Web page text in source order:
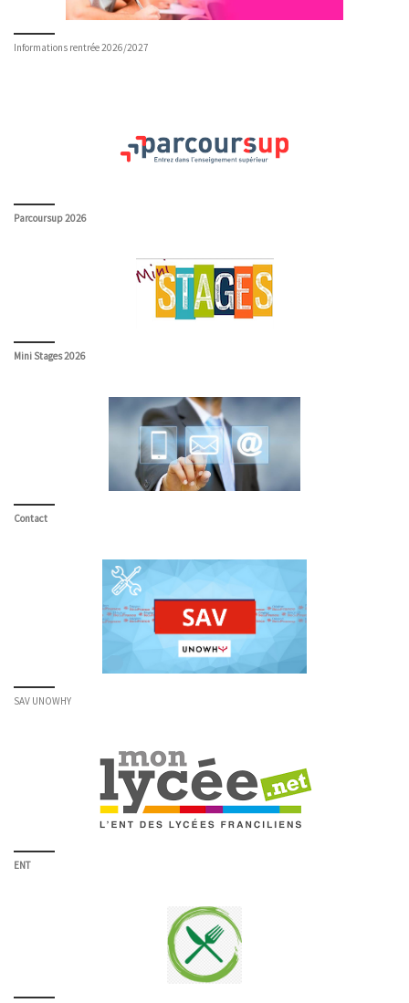
Informations rentrée 2026/2027
Parcoursup 2026
Mini Stages 2026
Contact
SAV UNOWHY
ENT